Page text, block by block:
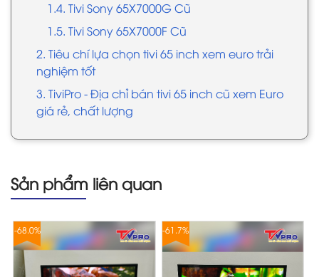
1.4. Tivi Sony 65X7000G Cũ
1.5. Tivi Sony 65X7000F Cũ
2. Tiêu chí lựa chọn tivi 65 inch xem euro trải
nghiệm tốt
3. TiviPro - Địa chỉ bán tivi 65 inch cũ xem Euro
giá rẻ, chất lượng
Sản phẩm liên quan
-68.0% -61.7%